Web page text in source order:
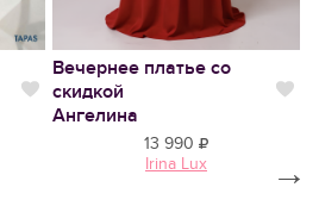
Нравится
Вечернее платье со
скидкой
Ангелина
13 990
Irina Lux
→